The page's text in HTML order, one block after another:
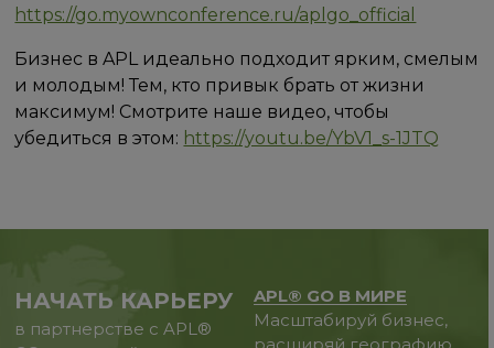
https://go.myownconference.ru/aplgo_official
Бизнес в APL идеально подходит ярким, смелым
и молодым! Тем, кто привык брать от жизни
максимум! Смотрите наше видео, чтобы
убедиться в этом: https://youtu.be/YbV1_s-1JTQ
НАЧАТЬ КАРЬЕРУ
в партнерстве с APL®
APL® GO В МИРЕ
Масштабируй бизнес,